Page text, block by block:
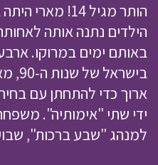
הותר מגיל 14!
הילדים נתנה אותה
באותם ימים במרוקו.
ארוך כדי להתחתן עם
ידי שתי "אימותיה".
למנהג "שבע ברכות",